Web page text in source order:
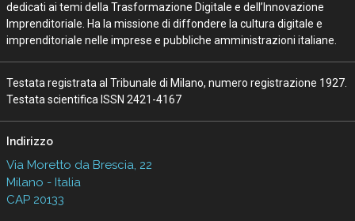
dedicati ai temi della Trasformazione Digitale e dell’Innovazione
Imprenditoriale. Ha la missione di diffondere la cultura digitale e
imprenditoriale nelle imprese e pubbliche amministrazioni italiane.
Testata registrata al Tribunale di Milano, numero registrazione 1927.
Testata scientifica ISSN 2421-4167
Indirizzo
Via Moretto da Brescia, 22
Milano - Italia
CAP 20133